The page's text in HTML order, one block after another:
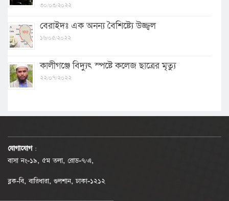
৩০/০৩/২০২২
বেরাইদঃ এক অনন্য বৈশিষ্ট্যে উজ্জ্বল
১৬/০৫/২০২২
কালীগঞ্জে বিদ্যুৎ স্পষ্টে কলেজ ছাত্রের মৃত্যু
২২/০৭/২০২২
যোগাযোগ :
বাসা নং-১৯, ৫ম তলা, রোড-৭/এ,
ব্লক-বি, বারিধারা, গুলশান, ঢাকা-১২১২